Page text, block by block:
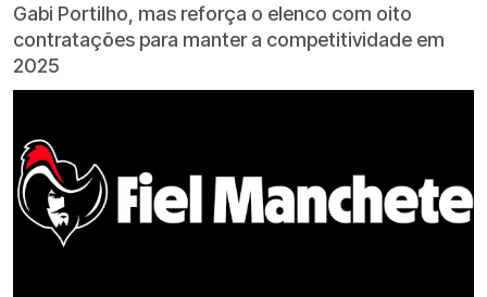
Gabi Portilho, mas reforça o elenco com oito
contratações para manter a competitividade em
2025